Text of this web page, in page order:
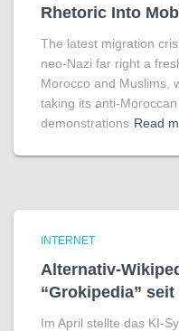
Rhetoric Into
The latest migration
neo-Nazi far right a
Morocco and Muslims,
taking its anti-
demonstrations Read
INTERNET
Alternativ-
“Grokipedia”
Im April stellte das KI-